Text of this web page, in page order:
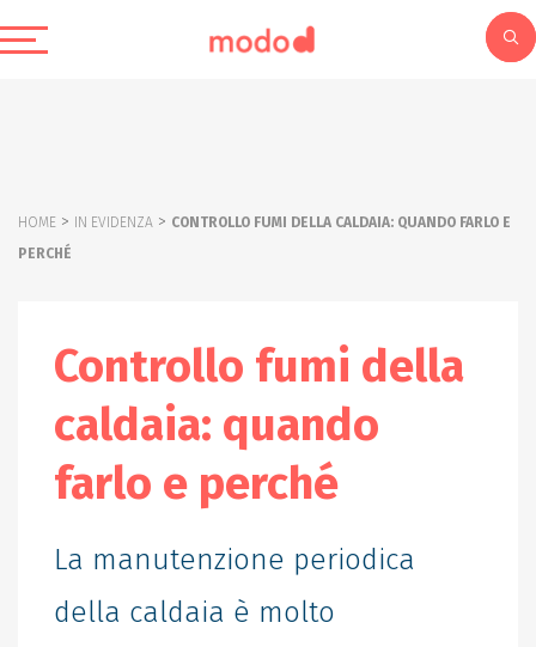
HOME > IN EVIDENZA > CONTROLLO FUMI DELLA CALDAIA: QUANDO FARLO E
PERCHÉ
Controllo fumi della
caldaia: quando
farlo e perché
La manutenzione periodica
della caldaia è molto